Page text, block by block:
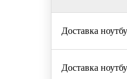
Доставка
Доставка